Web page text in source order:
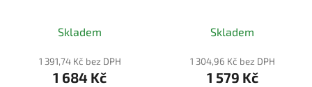
Skladem
1 391,74 Kč bez DPH
1 684 Kč
Skladem
1 304,96 Kč bez DPH
1 579 Kč